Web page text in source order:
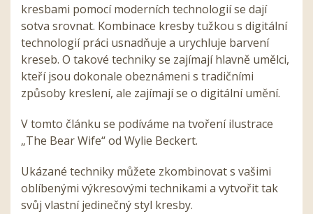
kresbami pomocí moderních technologií se dají
sotva srovnat. Kombinace kresby tužkou s digitální
technologií práci usnadňuje a urychluje barvení
kreseb. O takové techniky se zajímají hlavně umělci,
kteří jsou dokonale obeznámeni s tradičními
způsoby kreslení, ale zajímají se o digitální umění.
V tomto článku se podíváme na tvoření ilustrace
„The Bear Wife“ od Wylie Beckert.
Ukázané techniky můžete zkombinovat s vašimi
oblíbenými výkresovými technikami a vytvořit tak
svůj vlastní jedinečný styl kresby.